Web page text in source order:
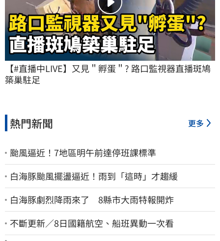
【#直播中LIVE】又見＂孵蛋＂? 路口監視器直播斑鳩
築巢駐足
熱門新聞 更多
颱風逼近！7地區明午前達停班課標準
白海豚颱風擺盪逼近！雨到「這時」才趨緩
白海豚劇烈降雨來了 8縣市大雨特報開炸
不斷更新／8日國籍航空、船班異動一次看